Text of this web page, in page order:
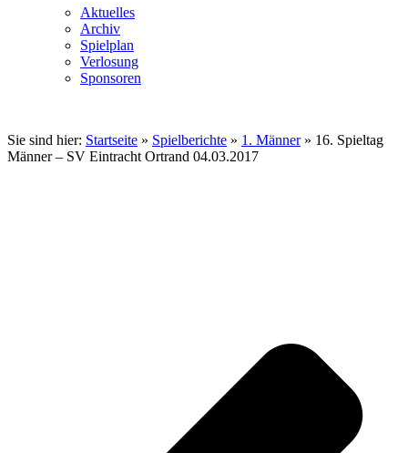
Aktuelles
Archiv
Spielplan
Verlosung
Sponsoren
Sie sind hier: Startseite » Spielberichte » 1. Männer» 16. Spieltag
Männer – SV Eintracht Ortrand 04.03.2017